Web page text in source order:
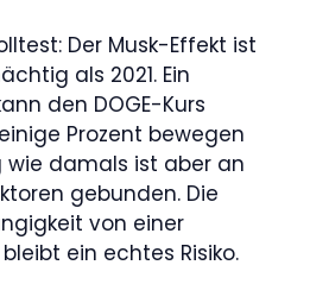
Der Musk-Effekt ist
als 2021. Ein
den DOGE-Kurs
Prozent bewegen
wie damals ist aber an
gebunden. Die
von einer
ein echtes Risiko.